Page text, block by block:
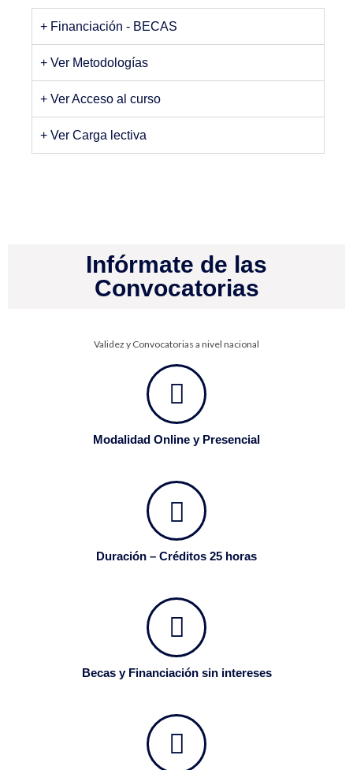
+ Financiación - BECAS
+ Ver Metodologías
+ Ver Acceso al curso
+ Ver Carga lectiva
Infórmate de las
Convocatorias
Validez y Convocatorias a nivel nacional
Modalidad Online y Presencial
Duración – Créditos 25 horas
Becas y Financiación sin intereses